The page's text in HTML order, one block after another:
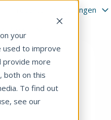
your
used to improve
provide more
both on this
To find out
see our
Lösungen